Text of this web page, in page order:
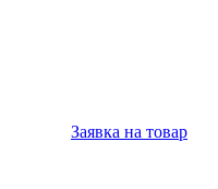
Заявка на товар